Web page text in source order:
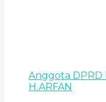
Anggota DPRD
H.ARFAN